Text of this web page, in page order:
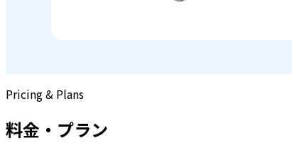
Pricing & Plans
料金・プラン